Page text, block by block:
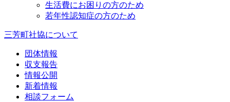
生活費にお困りの方のため
若年性認知症の方のため
三芳町社協について
団体情報
収支報告
情報公開
新着情報
相談フォーム